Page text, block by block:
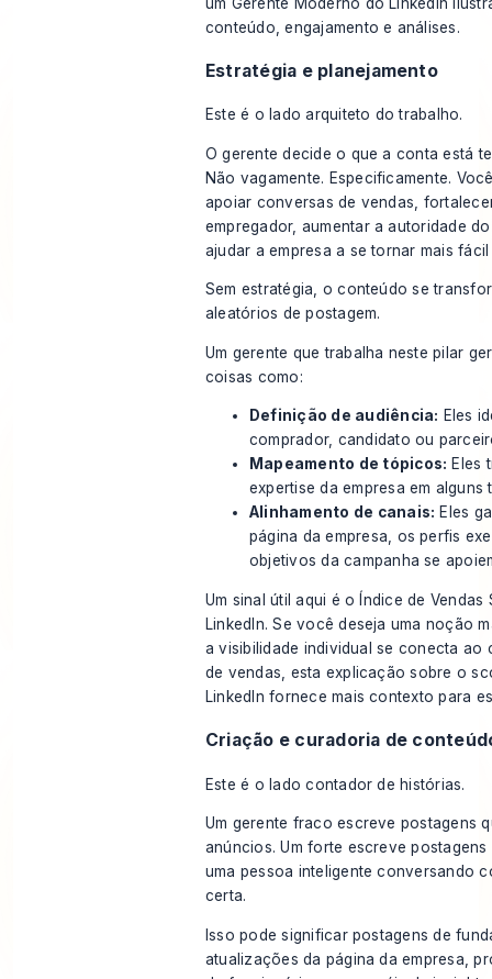
Estratégia e planejamento
Este é o lado arquiteto do trabalho.
O gerente decide o que a conta está
Não vagamente. Especificamente.
apoiar conversas de vendas,
empregador, aumentar a autoridade
ajudar a empresa a se tornar mais
Sem estratégia, o conteúdo se
aleatórios de postagem.
Um gerente que trabalha neste pilar
coisas como:
Definição de audiência: Eles
comprador, candidato ou
Mapeamento de tópicos: Eles
expertise da empresa em alguns
Alinhamento de canais: Eles
página da empresa, os perfis
objetivos da campanha se
Um sinal útil aqui é o Índice de Vendas
LinkedIn. Se você deseja uma noção
a visibilidade individual se conecta ao
de vendas, esta explicação sobre o
LinkedIn fornece mais contexto para
Criação e curadoria de
Este é o lado contador de histórias.
Um gerente fraco escreve postagens
anúncios. Um forte escreve
uma pessoa inteligente conversando
certa.
Isso pode significar postagens de
atualizações da página da empresa,